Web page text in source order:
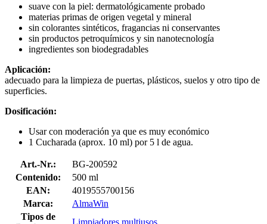
suave con la piel: dermatológicamente probado
materias primas de origen vegetal y mineral
sin colorantes sintéticos, fragancias ni conservantes
sin productos petroquímicos y sin nanotecnología
ingredientes son biodegradables
Aplicación:
adecuado para la limpieza de puertas, plásticos, suelos y otro tipo de
superficies.
Dosificación:
Usar con moderación ya que es muy económico
1 Cucharada (aprox. 10 ml) por 5 l de agua.
Art.-Nr.:
BG-200592
Contenido:
500 ml
EAN:
4019555700156
Marca:
AlmaWin
Tipos de
Limpiadores multiusos